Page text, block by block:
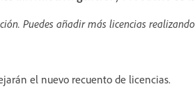
Puedes añadir más licencias
el nuevo recuento de licencias.